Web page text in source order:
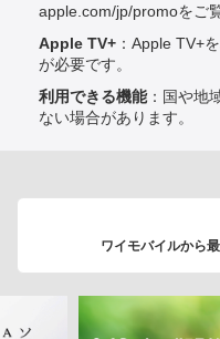
apple.com/jp/promoをご
Apple TV+ ：Apple TV+
が必要です。
利用できる機能：国や地
ない場合があります。
ワイモバイルから